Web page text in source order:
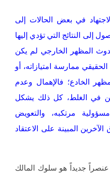
في بعض الحالات إلى
إلى النتائج التي تؤدي إليها
المظهر الخارجي لم يكن
ممارسة امتيازاته، أو
الخادع؛ فالإهمال وعدم
في الغلط، كل ذلك يشكل
مرتكبه، والتعويض
المبينة على الاعتقاد
عنصراً جديداً هو سلوك المالك